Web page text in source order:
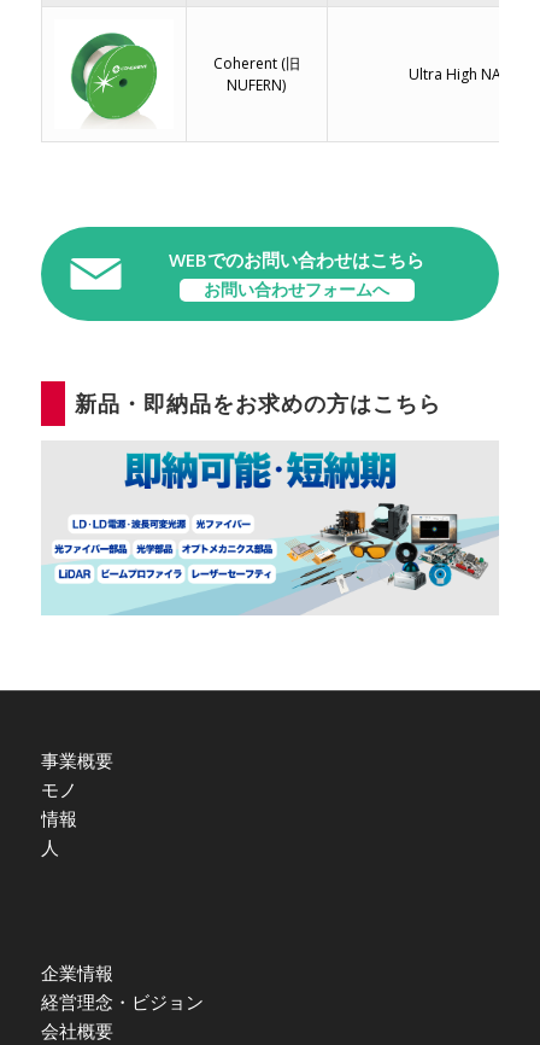
Coherent (旧
NUFERN)
Ultra High NA SM
WEBでのお問い合わせはこちら
お問い合わせフォームへ
新品・即納品をお求めの方はこちら
事業概要
モノ
情報
人
企業情報
経営理念・ビジョン
会社概要